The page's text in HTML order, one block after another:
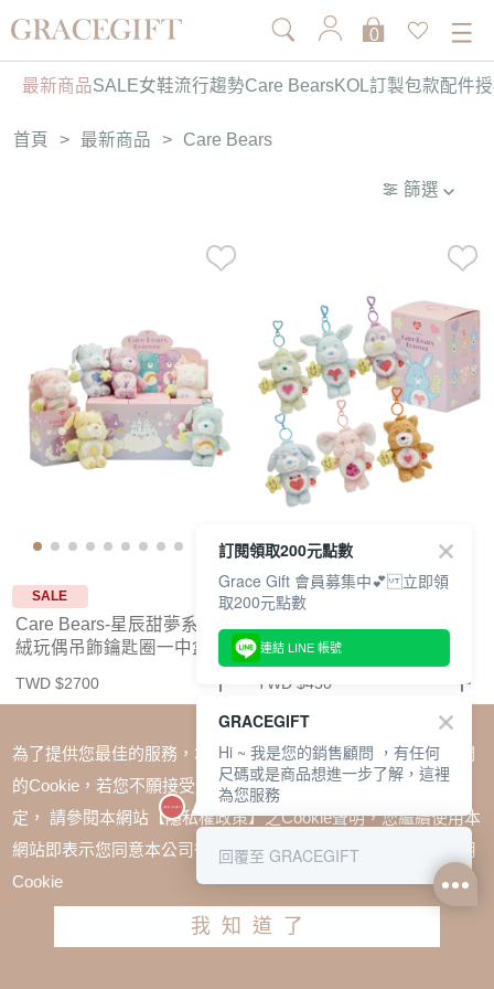
0
最新商品SALE女鞋流行趨勢Care BearsKOL訂製包款配件
首頁 > 最新商品 > Care Bears
篩選
SALE
Care Bears-星辰甜夢系列毛
絨玩偶吊飾鑰匙圈一中盒
TWD $2700
SALE
朋友毛絨玩偶吊飾鑰匙圈盲
盒
TWD $450
為了提供您最佳的服務，本網站會在您的電腦中放置並取用我們
的Cookie，若您不願接受Cookie時應如何變更電腦的Cookie設
定， 請參閱本網站【隱私權政策】之Cookie聲明，您繼續使用本
網站即表示您同意本公司得按本網站使用條款之Cookie聲明使用
Cookie
我知道了
訂閱領取200元點數
Grace Gift 會員募集中💕 立即領
取200元點數
連結 LINE 帳號
GRACEGIFT
Hi ~ 我是您的銷售顧問 ，有任何
尺碼或是商品想進一步了解，這裡
為您服務
回覆至 GRACEGIFT